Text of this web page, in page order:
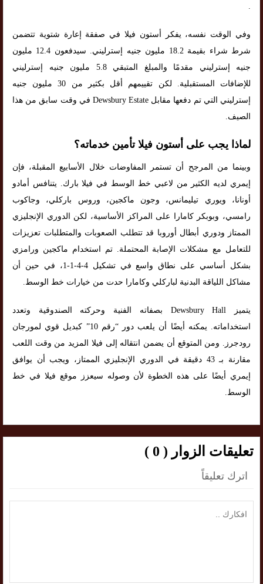
.
وفي الوقت نفسه، يفكر أستون فيلا في صفقة إعارة شتوية تتضمن
شرط شراء بقيمة 18.2 مليون جنيه إسترليني. سيدفعون 12.4 مليون
جنيه إسترليني مقدمًا والمبلغ المتبقي 5.8 مليون جنيه إسترليني
للإضافات المستقبلية. لكن تقييمهم أقل بكثير من 30 مليون جنيه
إسترليني التي تم دفعها مقابل Dewsbury Estate في وقت سابق من هذا
الصيف.
لماذا يجب على أستون فيلا تأمين خدماته؟
وبينما من المرجح أن تستمر المفاوضات خلال الأسابيع المقبلة، فإن
إيمري لديه الكثير من لاعبي خط الوسط في فيلا بارك. يتنافس أمادو
أونانا، ويوري تيليمانس، وجون ماكجين، وروس باركلي، وجاكوب
رامسي، وبوبكر كامارا على المراكز الأساسية، لكن الدوري الإنجليزي
الممتاز ودوري أبطال أوروبا قد تتطلب الصعوبات والمتطلبات تعزيزات
للتعامل مع مشكلات الإصابة المحتملة. تم استخدام ماكجين ورامزي
بشكل أساسي على نطاق واسع في تشكيل 4-4-1-1، في حين أن
مشاكل اللياقة البدنية لباركلي وكامارا حدت من خيارات خط الوسط.
يتميز Dewsbury Hall بصفاته الفنية وحركته الصندوقية وتعدد
استخداماته. يمكنه أيضًا أن يلعب دور “رقم 10” كبديل قوي لمورجان
رودجرز. ومن المتوقع أن يضمن انتقاله إلى فيلا المزيد من وقت اللعب
مقارنة بـ 43 دقيقة في الدوري الإنجليزي الممتاز، ويجب أن يوافق
إيمري أيضًا على هذه الخطوة لأن وصوله سيعزز موقع فيلا في خط
الوسط.
تعليقات الزوار ( 0 )
اترك تعليقاً